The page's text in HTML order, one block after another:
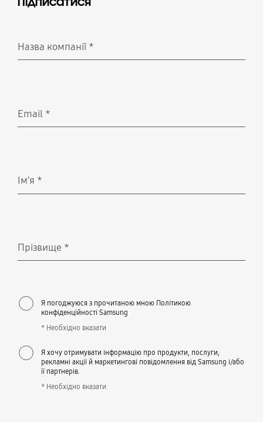
Назва компанії*
Email *
Ім’я *
Прізвище *
Я погоджуюся з прочитаною мною Політикою
конфіденційності Samsung
* Необхідно вказати
Я хочу отримувати інформацію про продукти, послуги,
рекламні акції й маркетингові повідомлення від Samsung і/або
її партнерів.
* Необхідно вказати